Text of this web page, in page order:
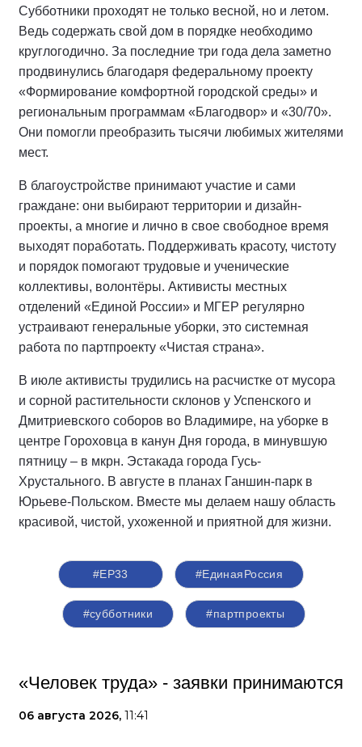
Субботники проходят не только весной, но и летом.
Ведь содержать свой дом в порядке необходимо
круглогодично. За последние три года дела заметно
продвинулись благодаря федеральному проекту
«Формирование комфортной городской среды» и
региональным программам «Благодвор» и «30/70».
Они помогли преобразить тысячи любимых жителями
мест.
В благоустройстве принимают участие и сами
граждане: они выбирают территории и дизайн-
проекты, а многие и лично в свое свободное время
выходят поработать. Поддерживать красоту, чистоту
и порядок помогают трудовые и ученические
коллективы, волонтёры. Активисты местных
отделений «Единой России» и МГЕР регулярно
устраивают генеральные уборки, это системная
работа по партпроекту «Чистая страна».
В июле активисты трудились на расчистке от мусора
и сорной растительности склонов у Успенского и
Дмитриевского соборов во Владимире, на уборке в
центре Гороховца в канун Дня города, в минувшую
пятницу – в мкрн. Эстакада города Гусь-
Хрустального. В августе в планах Ганшин-парк в
Юрьеве-Польском. Вместе мы делаем нашу область
красивой, чистой, ухоженной и приятной для жизни.
#ЕР33 #‎ЕдинаяРоссия
#субботники #партпроекты
«Человек труда» - заявки принимаются
06 августа 2026, 11:41